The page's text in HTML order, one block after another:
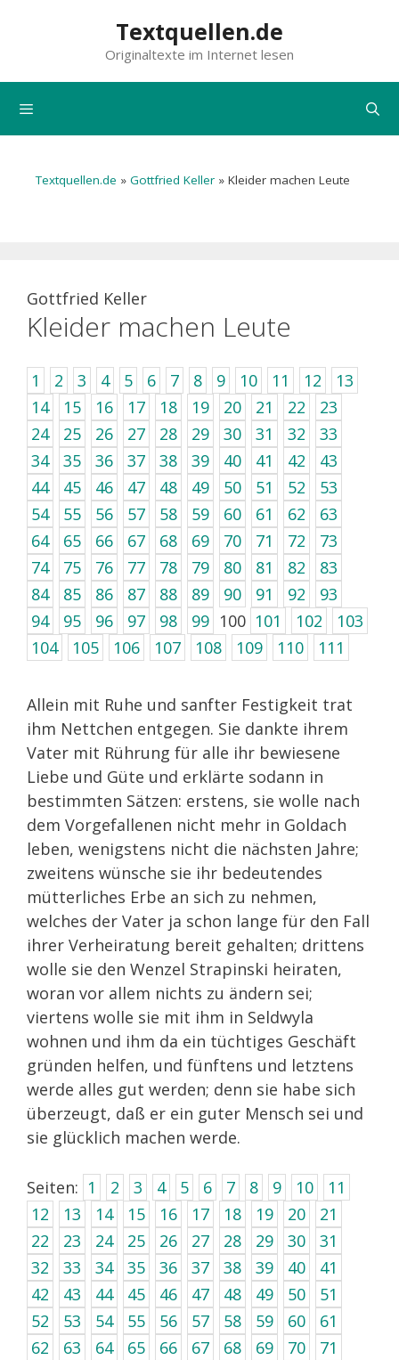
Textquellen.de
Originaltexte im Internet lesen
Textquellen.de » Gottfried Keller » Kleider machen Leute
Gottfried Keller
Kleider machen Leute
1 2 3 4 5 6 7 8 9 10 11 12
13
14
15 16 17 18 19 20 21 22
23
24
25 26 27 28 29 30 31 32
33
34
35 36 37 38 39 40 41 42
43
44
45 46 47 48 49 50 51 52
53
54
55 56 57 58 59 60 61 62
63
64
65 66 67 68 69 70 71 72
73
74
75 76 77 78 79 80 81 82
83
84
85 86 87 88 89 90 91 92
93
94
95 96 97 98 99 100 101 102
103
104
105 106 107 108 109 110 111
Allein mit Ruhe und sanfter Festigkeit trat
ihm Nettchen entgegen. Sie dankte ihrem
Vater mit Rührung für alle ihr bewiesene
Liebe und Güte und erklärte sodann in
bestimmten Sätzen: erstens, sie wolle nach
dem Vorgefallenen nicht mehr in Goldach
leben, wenigstens nicht die nächsten Jahre;
zweitens wünsche sie ihr bedeutendes
mütterliches Erbe an sich zu nehmen,
welches der Vater ja schon lange für den Fall
ihrer Verheiratung bereit gehalten; drittens
wolle sie den Wenzel Strapinski heiraten,
woran vor allem nichts zu ändern sei;
viertens wolle sie mit ihm in Seldwyla
wohnen und ihm da ein tüchtiges Geschäft
gründen helfen, und fünftens und letztens
werde alles gut werden; denn sie habe sich
überzeugt, daß er ein guter Mensch sei und
sie glücklich machen werde.
Seiten: 1 2 3 4 5 6 7 8 9 10
11
12
13 14 15 16 17 18 19 20
21
22
23 24 25 26 27 28 29 30
31
32
33 34 35 36 37 38 39 40
41
42
43 44 45 46 47 48 49 50
51
52
53 54 55 56 57 58 59 60
61
62
63 64 65 66 67 68 69 70
71